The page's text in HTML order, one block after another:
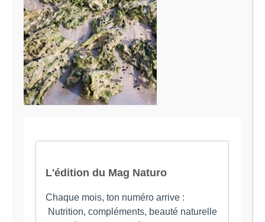
Le Magazine Naturo
Je suis Evy, Naturopathe spécialisée dans
l’accompagnement des femmes en préménopause et
ménopause